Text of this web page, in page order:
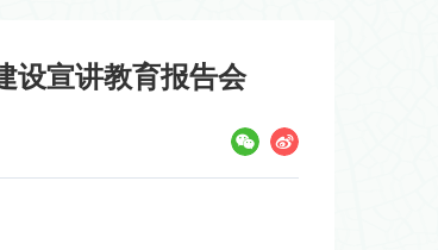
设宣讲教育报告会